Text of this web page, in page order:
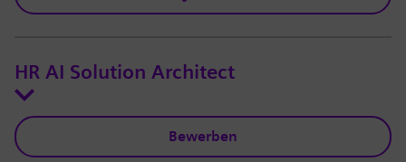
HR AI Solution Architect
Bewerben